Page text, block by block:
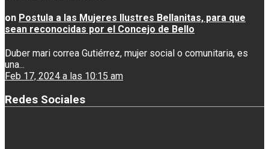
on Postula a las Mujeres Ilustres Bellanitas, para que
sean reconocidas por el Concejo de Bello
Duber mari correa Gutiérrez, mujer social o comunitaria, es
una...
Feb 17, 2024 a las 10:15 am
Redes Sociales